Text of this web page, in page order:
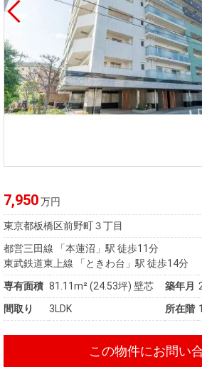
7,950万円
東京都板橋区前野町３丁目
都営三田線 「本蓮沼」駅 徒歩11分
東武鉄道東上線 「ときわ台」駅 徒歩14分
専有面積 81.11m²(24.53坪) 壁芯 築年月
間取り
3LDK 所在階
この物件にお問い